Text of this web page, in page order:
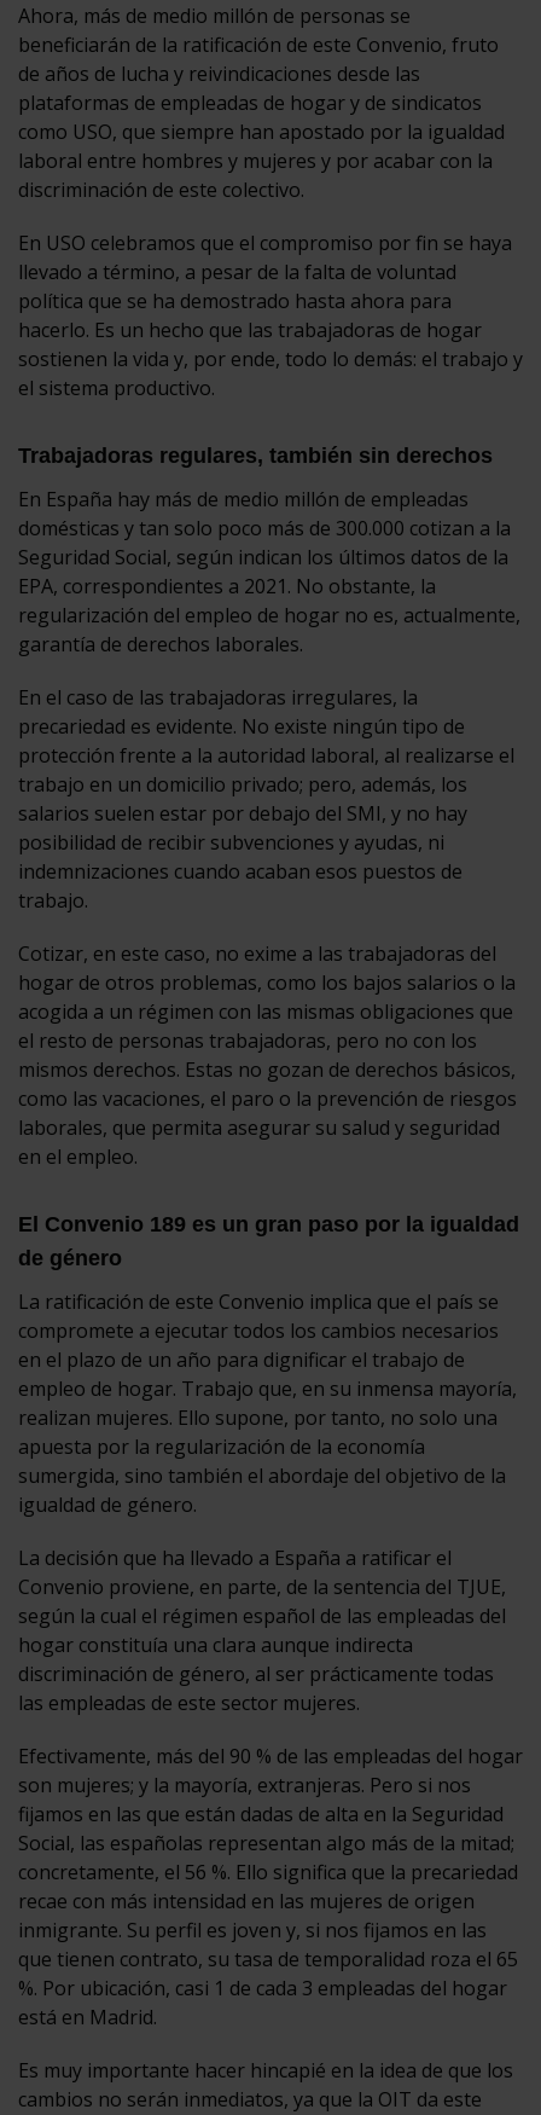
Ahora, más de medio millón de personas se
beneficiarán de la ratificación de este Convenio, fruto
de años de lucha y reivindicaciones desde las
plataformas de empleadas de hogar y de sindicatos
como USO, que siempre han apostado por la igualdad
laboral entre hombres y mujeres y por acabar con la
discriminación de este colectivo.
En USO celebramos que el compromiso por fin se haya
llevado a término, a pesar de la falta de voluntad
política que se ha demostrado hasta ahora para
hacerlo. Es un hecho que las trabajadoras de hogar
sostienen la vida y, por ende, todo lo demás: el trabajo y
el sistema productivo.
Trabajadoras regulares, también sin derechos
En España hay más de medio millón de empleadas
domésticas y tan solo poco más de 300.000 cotizan a la
Seguridad Social, según indican los últimos datos de la
EPA, correspondientes a 2021. No obstante, la
regularización del empleo de hogar no es, actualmente,
garantía de derechos laborales.
En el caso de las trabajadoras irregulares, la
precariedad es evidente. No existe ningún tipo de
protección frente a la autoridad laboral, al realizarse el
trabajo en un domicilio privado; pero, además, los
salarios suelen estar por debajo del SMI, y no hay
posibilidad de recibir subvenciones y ayudas, ni
indemnizaciones cuando acaban esos puestos de
trabajo.
Cotizar, en este caso, no exime a las trabajadoras del
hogar de otros problemas, como los bajos salarios o la
acogida a un régimen con las mismas obligaciones que
el resto de personas trabajadoras, pero no con los
mismos derechos. Estas no gozan de derechos básicos,
como las vacaciones, el paro o la prevención de riesgos
laborales, que permita asegurar su salud y seguridad
en el empleo.
El Convenio 189 es un gran paso por la igualdad
de género
La ratificación de este Convenio implica que el país se
compromete a ejecutar todos los cambios necesarios
en el plazo de un año para dignificar el trabajo de
empleo de hogar. Trabajo que, en su inmensa mayoría,
realizan mujeres. Ello supone, por tanto, no solo una
apuesta por la regularización de la economía
sumergida, sino también el abordaje del objetivo de la
igualdad de género.
La decisión que ha llevado a España a ratificar el
Convenio proviene, en parte, de la sentencia del TJUE,
según la cual el régimen español de las empleadas del
hogar constituía una clara aunque indirecta
discriminación de género, al ser prácticamente todas
las empleadas de este sector mujeres.
Efectivamente, más del 90 % de las empleadas del hogar
son mujeres; y la mayoría, extranjeras. Pero si nos
fijamos en las que están dadas de alta en la Seguridad
Social, las españolas representan algo más de la mitad;
concretamente, el 56 %. Ello significa que la precariedad
recae con más intensidad en las mujeres de origen
inmigrante. Su perfil es joven y, si nos fijamos en las
que tienen contrato, su tasa de temporalidad roza el 65
%. Por ubicación, casi 1 de cada 3 empleadas del hogar
está en Madrid.
Es muy importante hacer hincapié en la idea de que los
cambios no serán inmediatos, ya que la OIT da este